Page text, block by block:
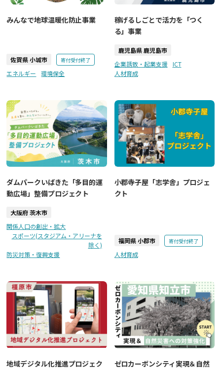
みんなで地球温暖化防止事業
佐賀県 小城市 寄付受付終了
エネルギー 環境保全
稼げるしごとで活力を「つく
る」事業
鹿児島県 鹿児島市
企業誘致・起業支援
ICT
人材育成
ダムパークいばきた「多目的運
動広場」整備プロジェクト
大阪府 茨木市
関係人口の創出・拡大
スポーツ(スタジアム・アリーナを
除く)
防災対策・復興支援
小郡寺子屋「志学舎」プロジェ
クト
福岡県 小郡市 寄付受付終了
人材育成
地域デジタル化推進プロジェク
ゼロカーボンシティ実現＆自然